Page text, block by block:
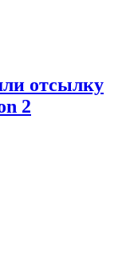
отсылку
2